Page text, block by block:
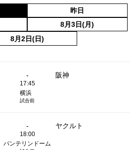
昨日
8月3日(月)
8月2日(日)
- 阪神
17:45
横浜
試合前
- ヤクルト
18:00
バンテリンドーム